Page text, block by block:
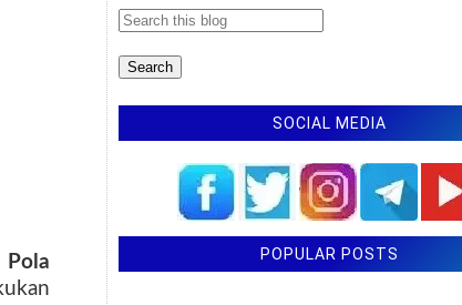
Pola
SOCIAL MEDIA
POPULAR POSTS